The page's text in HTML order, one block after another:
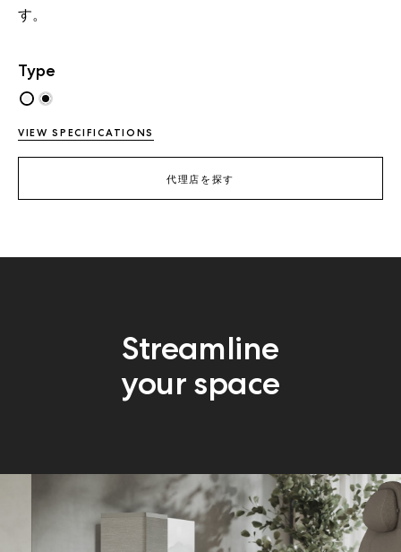
す。
Type
VIEW SPECIFICATIONS
代理店を探す
Streamline
your space